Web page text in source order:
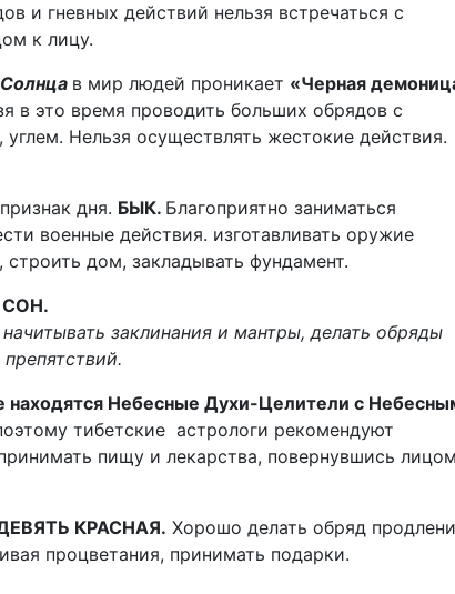
и гневных действий нельзя встречаться с
к лицу.
в мир людей проникает «Черная
в это время проводить больших обрядов с
Нельзя осуществлять жестокие действия.
дня. БЫК. Благоприятно заниматься
военные действия. изготавливать оружие
строить дом, закладывать фундамент.
СОН.
заклинания и мантры, делать обряды
находятся Небесные Духи-Целители с
тибетские астрологи рекомендуют
пищу и лекарства, повернувшись лицом
КРАСНАЯ. Хорошо делать обряд
процветания, принимать подарки.